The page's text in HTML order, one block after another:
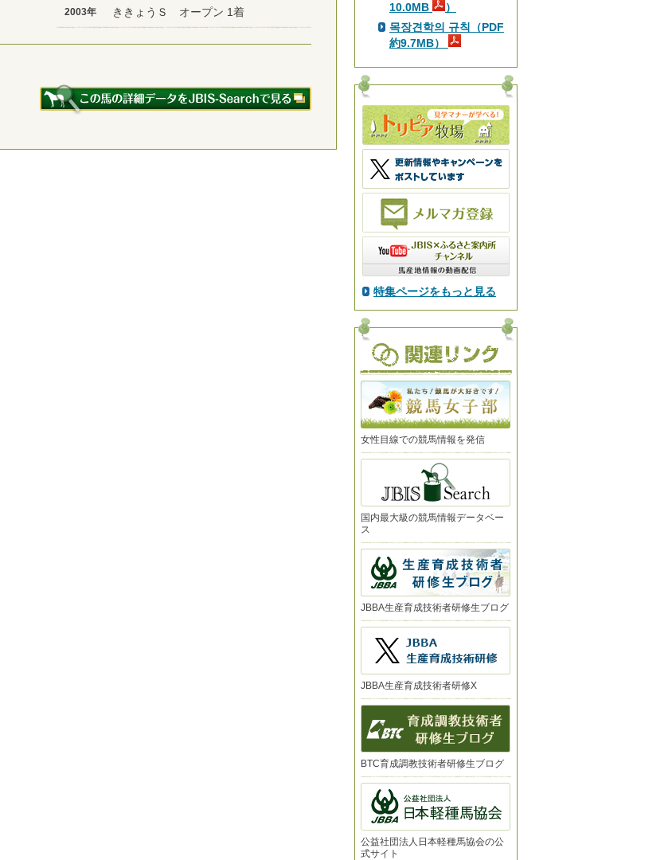
2003年 ききょうＳ オープン 1着
10.0MB
）
목장견학의 규칙（PDF
約9.7MB）
特集ページをもっと見る
女性目線での競馬情報を発信
国内最大級の競馬情報データベー
ス
JBBA生産育成技術者研修生ブログ
JBBA生産育成技術者研修X
BTC育成調教技術者研修生ブログ
公益社団法人日本軽種馬協会の公
式サイト